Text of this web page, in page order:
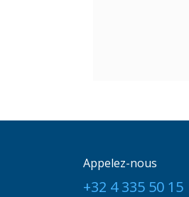
Appelez-nous
+32 4 335 50 15